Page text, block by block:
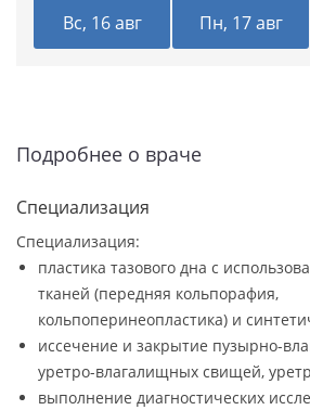
Вс, 16 авг Пн, 17 авг
Подробнее о враче
Специализация
Специализация:
пластика тазового дна с
тканей (передняя кольпорафия,
кольпоперинеопластика) и
иссечение и закрытие пузырно-
уретро-влагалищных свищей,
выполнение диагностических